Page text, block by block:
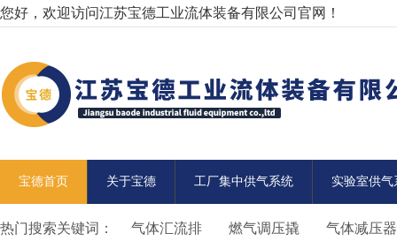
您好，欢迎访问江苏宝德工业流体装备有限公司官网！
宝德首页 关于宝德 工厂集中供气系统 实验室供气
热门搜索关键词： 气体汇流排 燃气调压撬 气体减压器